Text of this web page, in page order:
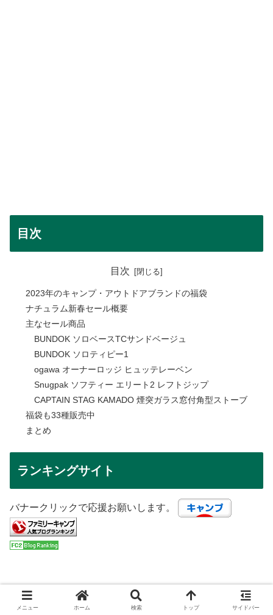
目次
目次
2023年のキャンプ・アウトドアブランドの福袋
ナチュラム新春セール概要
主なセール商品
BUNDOK ソロベースTCサンドベージュ
BUNDOK ソロティピー1
ogawa オーナーロッジ ヒュッテレーベン
Snugpak ソフティー エリート2 レフトジップ
CAPTAIN STAG KAMADO 煙突ガラス窓付角型ストーブ
福袋も33種販売中
まとめ
ランキングサイト
バナークリックで応援お願いします。
メニュー ホーム 検索 トップ サイドバー